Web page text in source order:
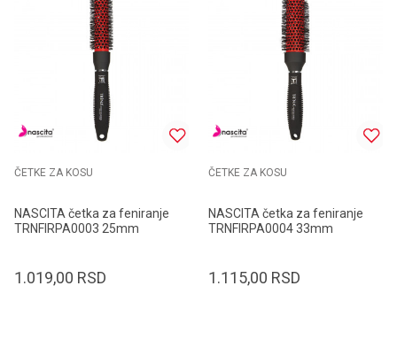
ČETKE ZA KOSU
NASCITA četka za feniranje
TRNFIRPA0003 25mm
1.019,00 RSD
ČETKE ZA KOSU
NASCITA četka za feniranje
TRNFIRPA0004 33mm
1.115,00 RSD